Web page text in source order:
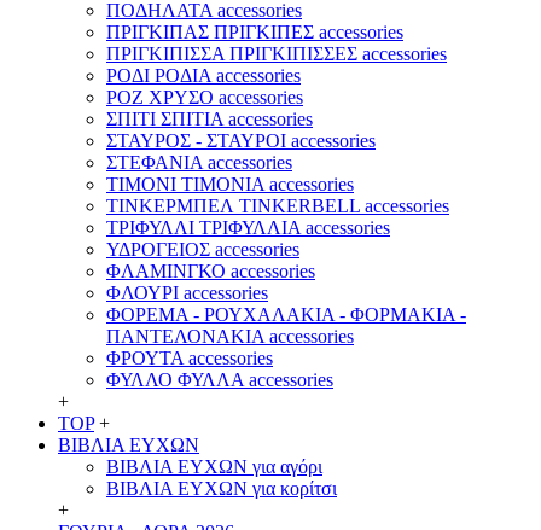
ΠΟΔΗΛΑΤΑ accessories
ΠΡΙΓΚΙΠΑΣ ΠΡΙΓΚΙΠΕΣ accessories
ΠΡΙΓΚΙΠΙΣΣΑ ΠΡΙΓΚΙΠΙΣΣΕΣ accessories
ΡΟΔΙ ΡΟΔΙΑ accessories
ΡΟΖ ΧΡΥΣΟ accessories
ΣΠΙΤΙ ΣΠΙΤΙΑ accessories
ΣΤΑΥΡΟΣ - ΣΤΑΥΡΟΙ accessories
ΣΤΕΦΑΝΙΑ accessories
ΤΙΜΟΝΙ ΤΙΜΟΝΙΑ accessories
ΤΙΝΚΕΡΜΠΕΛ TINKERBELL accessories
ΤΡΙΦΥΛΛΙ ΤΡΙΦΥΛΛΙΑ accessories
ΥΔΡΟΓΕΙΟΣ accessories
ΦΛΑΜΙΝΓΚΟ accessories
ΦΛΟΥΡΙ accessories
ΦΟΡΕΜΑ - ΡΟΥΧΑΛΑΚΙΑ - ΦΟΡΜΑΚΙΑ -
ΠΑΝΤΕΛΟΝΑΚΙΑ accessories
ΦΡΟΥΤΑ accessories
ΦΥΛΛΟ ΦΥΛΛΑ accessories
+
TOP +
ΒΙΒΛΙΑ ΕΥΧΩΝ
ΒΙΒΛΙΑ ΕΥΧΩΝ για αγόρι
ΒΙΒΛΙΑ ΕΥΧΩΝ για κορίτσι
+